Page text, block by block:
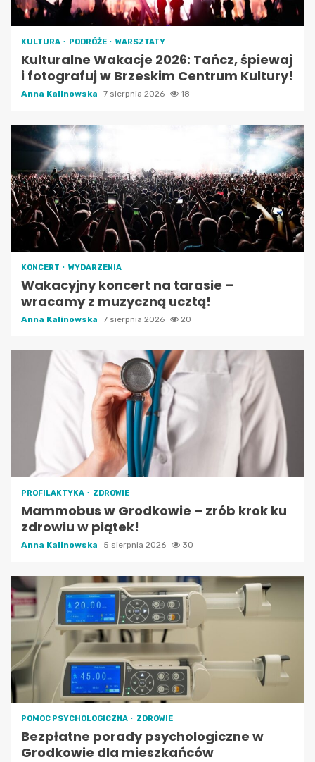
KULTURA PODRÓŻE WARSZTATY
Kulturalne Wakacje 2026: Tańcz, śpiewaj
i fotografuj w Brzeskim Centrum Kultury!
Anna Kalinowska 7 sierpnia 2026 18
KONCERT WYDARZENIA
Wakacyjny koncert na tarasie –
wracamy z muzyczną ucztą!
Anna Kalinowska 7 sierpnia 2026 20
PROFILAKTYKA ZDROWIE
Mammobus w Grodkowie – zrób krok ku
zdrowiu w piątek!
Anna Kalinowska 5 sierpnia 2026 30
POMOC PSYCHOLOGICZNA ZDROWIE
Bezpłatne porady psychologiczne w
Grodkowie dla mieszkańców